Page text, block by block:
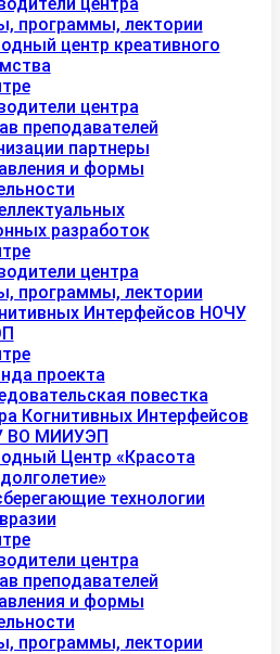
программы, лектории
центр креативного
центра
преподавателей
партнеры
и формы
разработок
центра
программы, лектории
Интерфейсов НОЧУ
проекта
повестка
Когнитивных Интерфейсов
ВО МИИУЭП
Центр «Красота
технологии
центра
преподавателей
и формы
программы, лектории